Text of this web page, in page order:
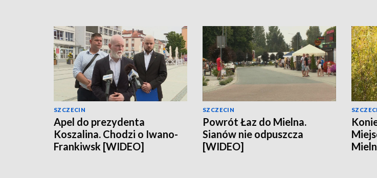
SZCZECIN
Apel do prezydenta
Koszalina. Chodzi o Iwano-
Frankiwsk [WIDEO]
SZCZECIN
Powrót Łaz do Mielna.
Sianów nie odpuszcza
[WIDEO]